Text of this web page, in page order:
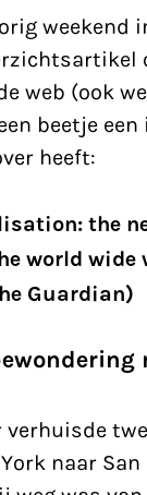
weekend
web (ook wel
beetje een
heeft:
the
world wide
Guardian)
verhuisde
naar